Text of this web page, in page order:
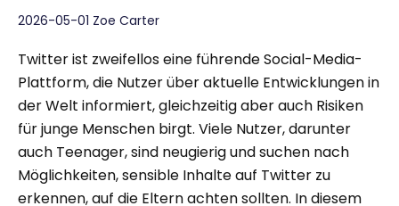
2026-05-01 Zoe Carter
Twitter ist zweifellos eine führende Social-Media-
Plattform, die Nutzer über aktuelle Entwicklungen in
der Welt informiert, gleichzeitig aber auch Risiken
für junge Menschen birgt. Viele Nutzer, darunter
auch Teenager, sind neugierig und suchen nach
Möglichkeiten, sensible Inhalte auf Twitter zu
erkennen, auf die Eltern achten sollten. In diesem